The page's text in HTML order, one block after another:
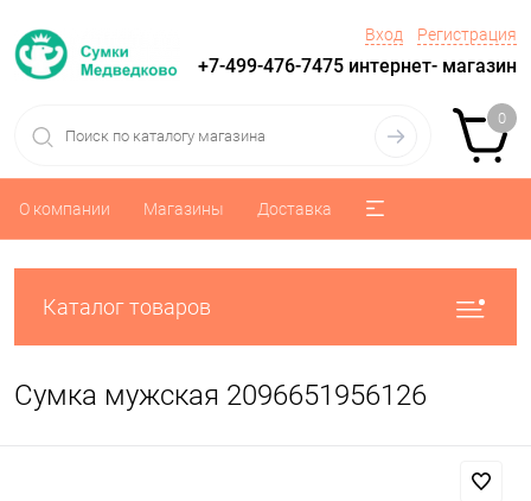
Вход Регистрация
+7-499-476-7475 интернет- магазин
0
О компании Магазины Доставка
Каталог товаров
Сумка мужская 2096651956126